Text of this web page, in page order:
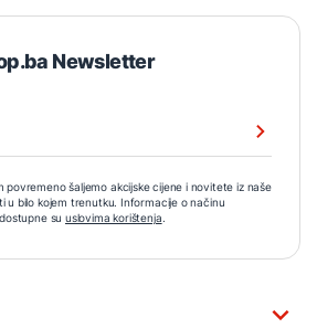
Newsletter
povremeno šaljemo akcijske cijene i novitete iz naše
u bilo kojem trenutku. Informacije o načinu
su uslovima korištenja.